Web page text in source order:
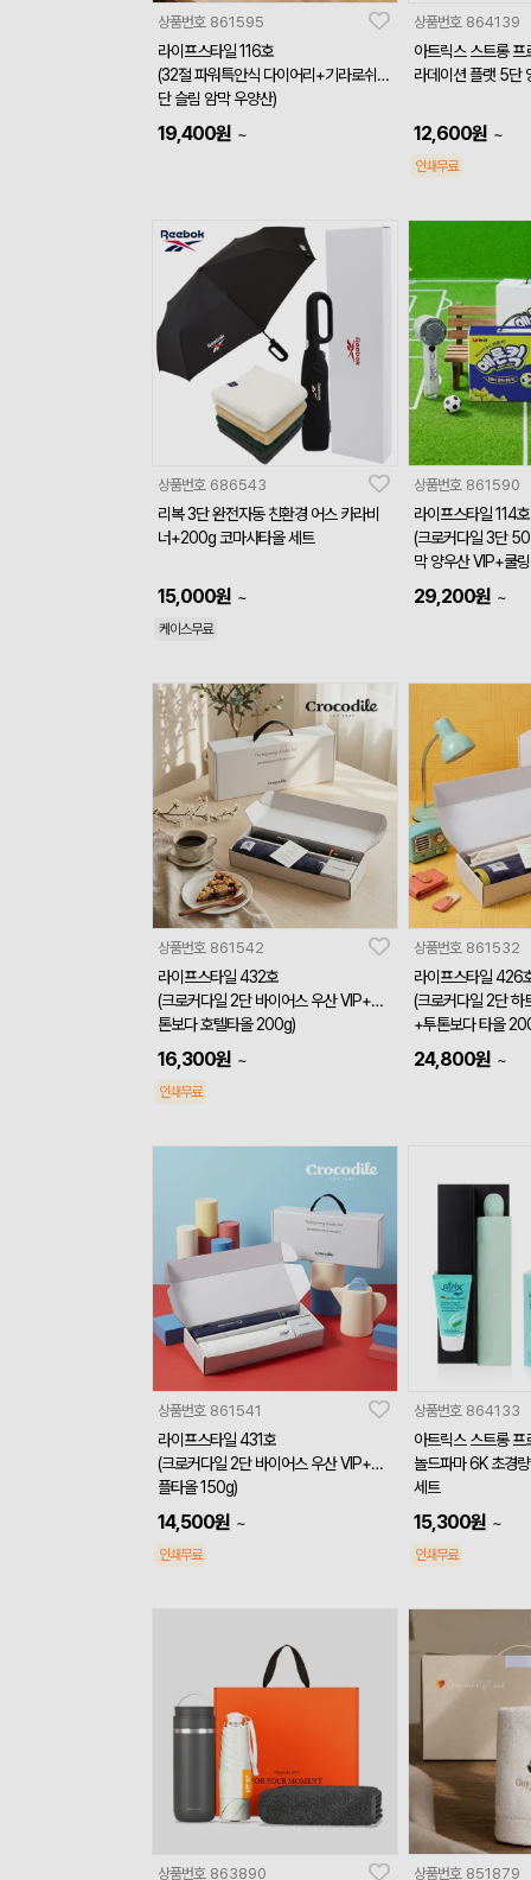
상품번호 861595
라이프스타일 116호
(32절 파워특안식 다이어리+기라로쉬 3
단 슬림 암막 우양산)
19,400원 ~
상품번호 864139
아트릭스 스트롱
라데이션 플랫 5단
12,600원 ~
인쇄무료
상품번호 686543
리복 3단 완전자동 친환경 어스 카라비
너+200g 코마사타올 세트
15,000원 ~
케이스무료
상품번호 861590
라이프스타일 114호
(크로커다일 3단
막 양우산 VIP+쿨
29,200원 ~
상품번호 861542
라이프스타일 432호
(크로커다일 2단 바이어스 우산 VIP+투
톤보다 호텔타올 200g)
16,300원 ~
인쇄무료
상품번호 861532
라이프스타일 426
(크로커다일 2단 하
+투톤보다 타올
24,800원 ~
상품번호 861541
라이프스타일 431호
(크로커다일 2단 바이어스 우산 VIP+심
플타올 150g)
14,500원 ~
인쇄무료
상품번호 864133
아트릭스 스트롱
놀드파마 6K 초경
세트
15,300원 ~
인쇄무료
상품번호 863890 상품번호 851879